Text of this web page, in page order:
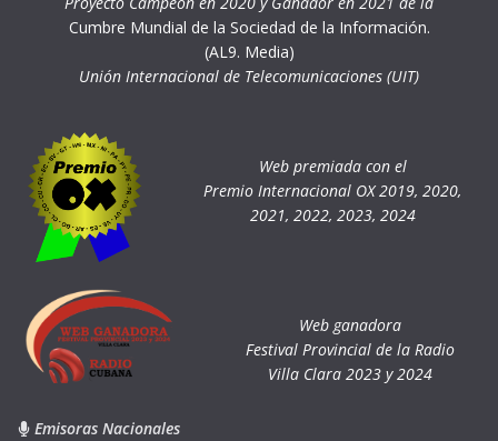
Cumbre Mundial de la Sociedad de la Información.
(AL9. Media)
Unión Internacional de Telecomunicaciones (UIT)
Web premiada con el
Premio Internacional OX 2019, 2020,
2021, 2022, 2023, 2024
Web ganadora
Festival Provincial de la Radio
Villa Clara 2023 y 2024
Emisoras Nacionales